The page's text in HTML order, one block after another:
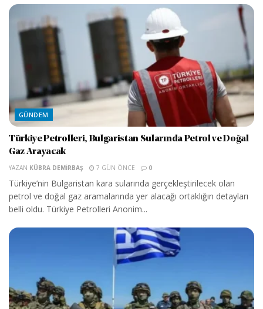
GÜNDEM
Türkiye Petrolleri, Bulgaristan Sularında Petrol ve Doğal
Gaz Arayacak
YAZAN KÜBRA DEMIRBAŞ 7 GÜN ÖNCE 0
Türkiye’nin Bulgaristan kara sularında gerçekleştirilecek olan
petrol ve doğal gaz aramalarında yer alacağı ortaklığın detayları
belli oldu. Türkiye Petrolleri Anonim...